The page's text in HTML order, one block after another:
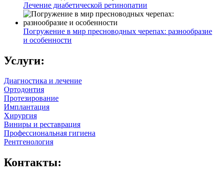
Лечение диабетической ретинопатии
Погружение в мир пресноводных черепах: разнообразие
и особенности
Услуги:
Диагностика и лечение
Ортодонтия
Протезирование
Имплантация
Хирургия
Виниры и реставрация
Профессиональная гигиена
Рентгенология
Контакты: